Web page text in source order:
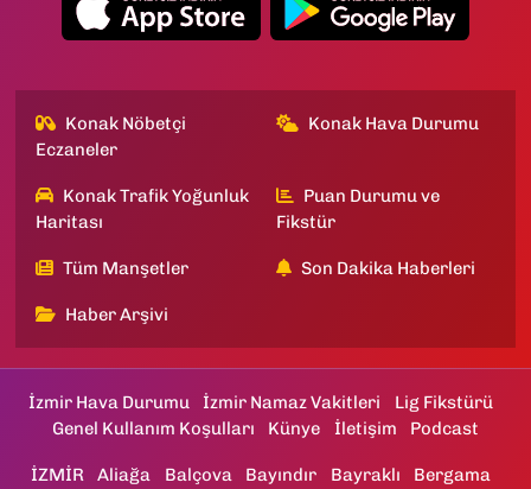
Konak Nöbetçi
Eczaneler
Konak Hava Durumu
Konak Trafik Yoğunluk
Haritası
Puan Durumu ve
Fikstür
Tüm Manşetler Son Dakika Haberleri
Haber Arşivi
İzmir Hava Durumu İzmir Namaz Vakitleri
Lig Fikstürü
Genel Kullanım Koşulları
Künye İletişim Podcast
İZMİR Aliağa Balçova Bayındır Bayraklı Bergama